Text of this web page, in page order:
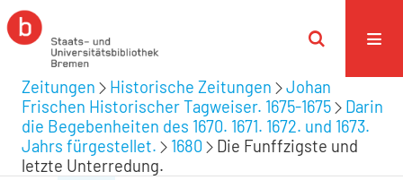
Zeitungen Historische Zeitungen
Johan
Frischen Historischer Tagweiser. 1675-1675
Darin
die Begebenheiten des 1670. 1671. 1672. und 1673.
Jahrs fürgestellet.
1680
Die Funffzigste und
letzte Unterredung.